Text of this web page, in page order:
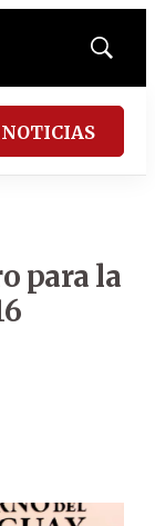
Mostrar
para la